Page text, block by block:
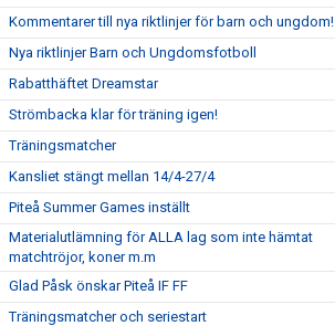
Kommentarer till nya riktlinjer för barn och ungdom!
Nya riktlinjer Barn och Ungdomsfotboll
Rabatthäftet Dreamstar
Strömbacka klar för träning igen!
Träningsmatcher
Kansliet stängt mellan 14/4-27/4
Piteå Summer Games inställt
Materialutlämning för ALLA lag som inte hämtat
matchtröjor, koner m.m
Glad Påsk önskar Piteå IF FF
Träningsmatcher och seriestart